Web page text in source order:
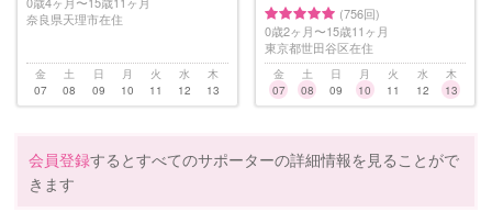
奈良県天理市在住
金
07
土
08
日
09
月
10
火
11
水
12
木
13
(756回)
0歳2ヶ月〜15歳11ヶ月
東京都世田谷区在住
金
07
土
08
日
09
月
10
火
11
水
12
木
13
会員登録するとすべてのサポーターの詳細情報を見ることがで
きます